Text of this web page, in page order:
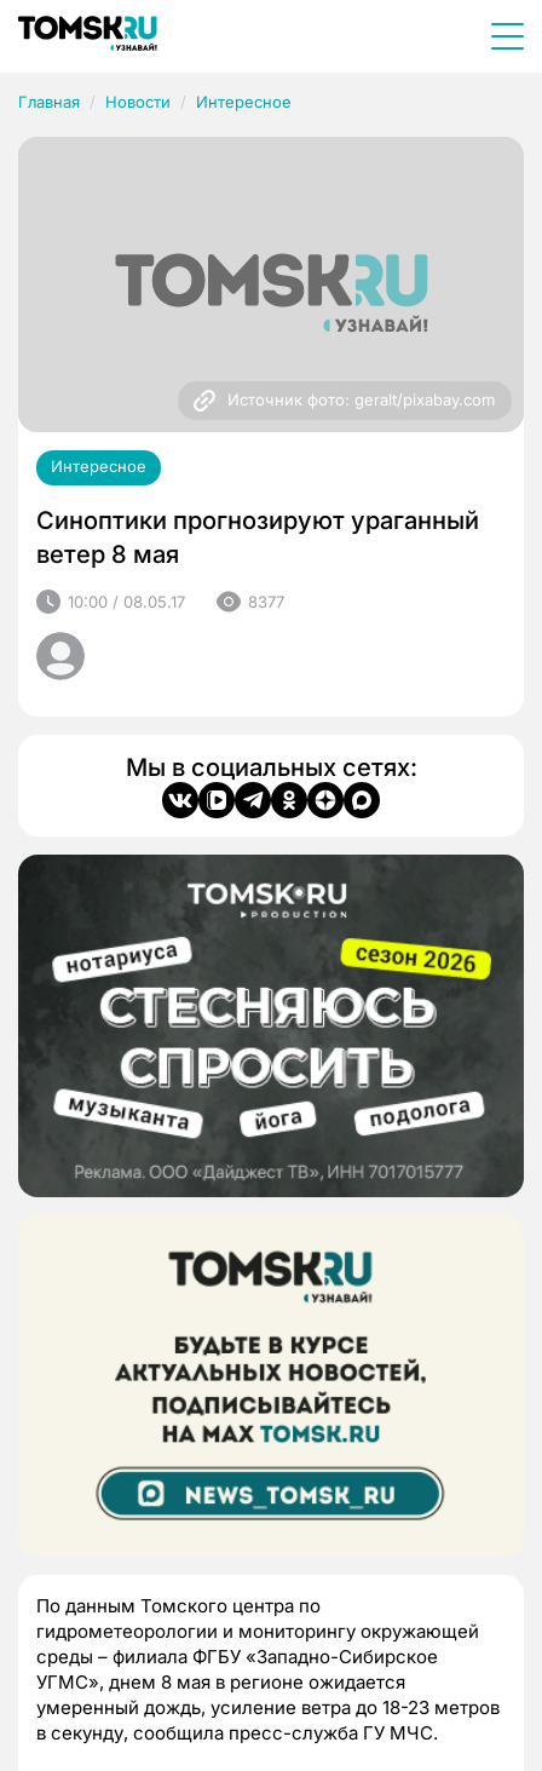
Главная Новости Интересное
Источник фото: geralt/pixabay.com
Интересное
Синоптики прогнозируют ураганный
ветер 8 мая
10:00 / 08.05.17 8377
Мы в социальных сетях:
По данным Томского центра по
гидрометеорологии и мониторингу окружающей
среды – филиала ФГБУ «Западно-Сибирское
УГМС», днем 8 мая в регионе ожидается
умеренный дождь, усиление ветра до 18-23 метров
в секунду, сообщила пресс-служба ГУ МЧС.